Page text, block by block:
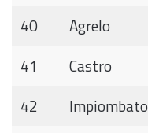
40
Agrelo
41
Castro
42
Impiombato